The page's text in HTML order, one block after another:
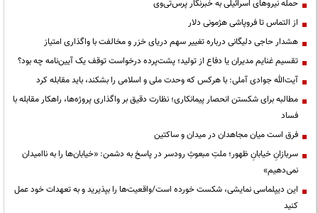
حمله نیروهای اسرائیلی به خبرنگار پرس‌تی‌وی
از التماس تا فروپاشی هژمونی دلار
هشدار حاجی دلیگانی درباره تغییر سهم دریای خزر و مخالفت با واگذاری امتیاز
تقسیم غنایم مدیران یا دفاع از تولید؛ پشت‌پرده درخواست توقف یک آیین‌نامه چه بود؟
آیت‌الله جوادی آملی: با هرکس که وحدت ملی و اسلامی را بشکند، باید مقابله کرد
مطالبه برای شکستن انحصار پیمانکاری؛ نظارت دقیق بر واگذاری پروژه‌ها، راهکار مقابله با
فساد
فرق است میان مجاهدان در میدان و ساکتین
سربازانِ خیابانِ ظهور؛ ملتِ مبعوثِ رودسر در پاسخ به دشمن: «خیابان‌ها را به ناامیدان
نمی‌دهیم»
این دیپلماسی نمایشی، شکست خورده است/واقعیت‌ها را بپذیرید و به تعهدات خود عمل
کنید